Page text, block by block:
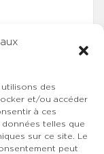
des
et/ou accéder
à ces
telles que
sur ce site. Le
peut